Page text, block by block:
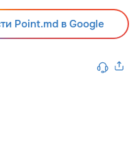
Point.md в Google